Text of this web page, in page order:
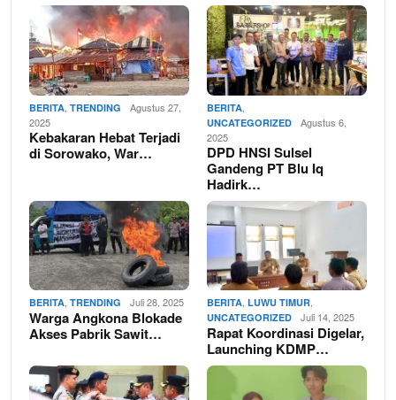
BERITA TRENDING
Agustus 27,
2025
Kebakaran Hebat Terjadi
di Sorowako, War…
BERITA
UNCATEGORIZED
Agustus 6,
2025
DPD HNSI Sulsel
Gandeng PT Blu Iq
Hadirk…
BERITA TRENDING Juli 28, 2025
Warga Angkona Blokade
Akses Pabrik Sawit…
BERITA LUWU TIMUR
UNCATEGORIZED Juli 14, 2025
Rapat Koordinasi Digelar,
Launching KDMP…